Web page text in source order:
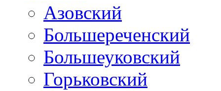
Азовский
Большереченский
Большеуковский
Горьковский